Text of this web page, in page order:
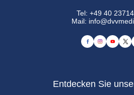
Tel:+49 40
Mail:
Entdecken Sie